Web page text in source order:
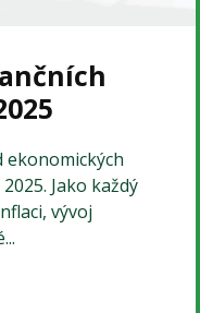
ekonomických
Jako každý
vývoj